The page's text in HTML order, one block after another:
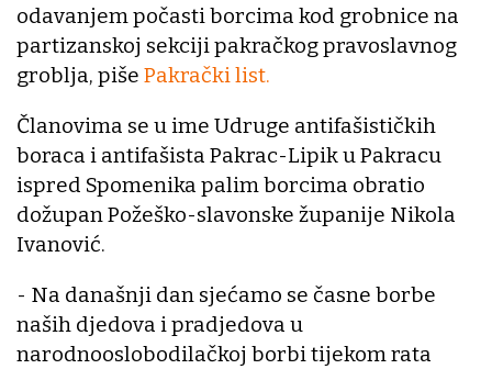
odavanjem počasti borcima kod grobnice na
partizanskoj sekciji pakračkog pravoslavnog
groblja, piše Pakrački list.
Članovima se u ime Udruge antifašističkih
boraca i antifašista Pakrac-Lipik u Pakracu
ispred Spomenika palim borcima obratio
dožupan Požeško-slavonske županije Nikola
Ivanović.
- Na današnji dan sjećamo se časne borbe
naših djedova i pradjedova u
narodnooslobodilačkoj borbi tijekom rata